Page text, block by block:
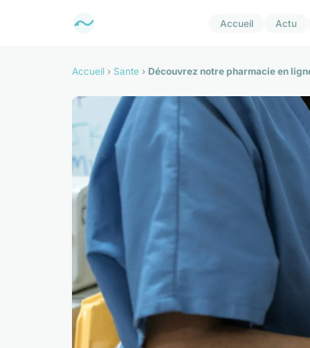
Accueil Actu
Accueil › Sante › Découvrez notre pharmacie en